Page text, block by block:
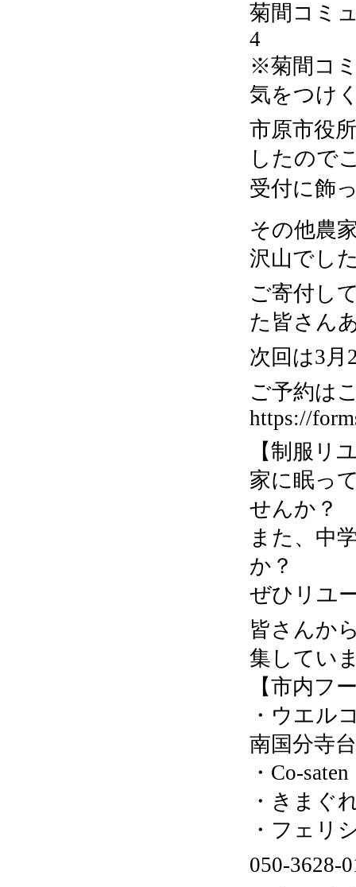
菊間コミ
4
※菊間コ
気をつけ
市原市役
したので
受付に飾
その他農
沢山でし
ご寄付し
た皆さん
次回は3月
ご予約は
https://
【制服リ
家に眠っ
せんか？
また、中
か？
ぜひリユ
皆さんか
集してい
【市内フ
・ウエル
南国分寺
・Co-
・きまぐ
・フェリ
050-3628-